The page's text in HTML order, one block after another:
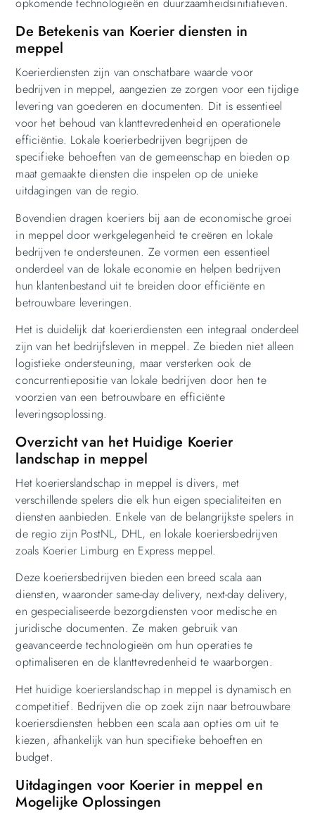
opkomende technologieën en duurzaamheidsinitiatieven.
De Betekenis van Koerier diensten in
meppel
Koerierdiensten zijn van onschatbare waarde voor
bedrijven in meppel, aangezien ze zorgen voor een tijdige
levering van goederen en documenten. Dit is essentieel
voor het behoud van klanttevredenheid en operationele
efficiëntie. Lokale koerierbedrijven begrijpen de
specifieke behoeften van de gemeenschap en bieden op
maat gemaakte diensten die inspelen op de unieke
uitdagingen van de regio.
Bovendien dragen koeriers bij aan de economische groei
in meppel door werkgelegenheid te creëren en lokale
bedrijven te ondersteunen. Ze vormen een essentieel
onderdeel van de lokale economie en helpen bedrijven
hun klantenbestand uit te breiden door efficiënte en
betrouwbare leveringen.
Het is duidelijk dat koerierdiensten een integraal onderdeel
zijn van het bedrijfsleven in meppel. Ze bieden niet alleen
logistieke ondersteuning, maar versterken ook de
concurrentiepositie van lokale bedrijven door hen te
voorzien van een betrouwbare en efficiënte
leveringsoplossing.
Overzicht van het Huidige Koerier
landschap in meppel
Het koerierslandschap in meppel is divers, met
verschillende spelers die elk hun eigen specialiteiten en
diensten aanbieden. Enkele van de belangrijkste spelers in
de regio zijn PostNL, DHL, en lokale koeriersbedrijven
zoals Koerier Limburg en Express meppel.
Deze koeriersbedrijven bieden een breed scala aan
diensten, waaronder same-day delivery, next-day delivery,
en gespecialiseerde bezorgdiensten voor medische en
juridische documenten. Ze maken gebruik van
geavanceerde technologieën om hun operaties te
optimaliseren en de klanttevredenheid te waarborgen.
Het huidige koerierslandschap in meppel is dynamisch en
competitief. Bedrijven die op zoek zijn naar betrouwbare
koeriersdiensten hebben een scala aan opties om uit te
kiezen, afhankelijk van hun specifieke behoeften en
budget.
Uitdagingen voor Koerier in meppel en
Mogelijke Oplossingen